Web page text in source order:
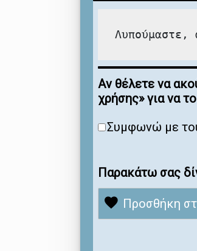
Λυπούμαστε,
Αν θέλετε να
χρήσης» για να
Συμφωνώ με
Παρακάτω σας
Προσθήκη